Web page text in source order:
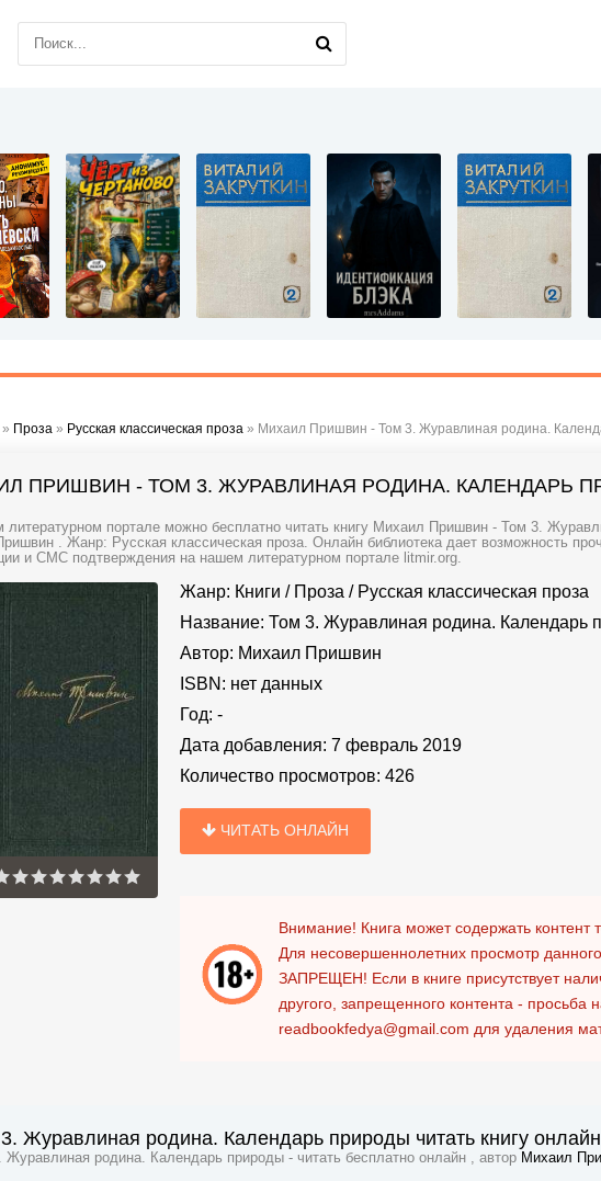
» Проза » Русская классическая проза » Михаил Пришвин - Том 3. Журавлиная родина.
ПРИШВИН - ТОМ 3. ЖУРАВЛИНАЯ РОДИНА. КАЛЕНДАРЬ
литературном портале можно бесплатно читать книгу Михаил Пришвин - Том 3.
. Жанр: Русская классическая проза. Онлайн библиотека дает возможность
и СМС подтверждения на нашем литературном портале litmir.org.
Жанр: Книги / Проза / Русская классическая проза
Название: Том 3. Журавлиная родина. Календарь
Автор: Михаил Пришвин
ISBN: нет данных
Год: -
Дата добавления: 7 февраль 2019
Количество просмотров: 426
ЧИТАТЬ ОНЛАЙН
Внимание! Книга может содержать контент
Для несовершеннолетних просмотр
ЗАПРЕЩЕН! Если в книге присутствует
другого, запрещенного контента - просьба
readbookfedya@gmail.com для удаления
Журавлиная родина. Календарь природы читать книгу онлайн
Журавлиная родина. Календарь природы - читать бесплатно онлайн , автор Михаил